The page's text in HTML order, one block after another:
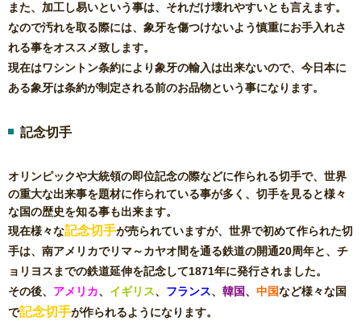
また、加工し易いという事は、それだけ壊れやすいとも言えます。
なので汚れを取る際には、象牙を傷つけないよう慎重にお手入れさ
れる事をオススメ致します。
現在はワシントン条約により象牙の輸入は出来ないので、今日本に
ある象牙は条約が制定される前のお品物という事になります。
記念切手
オリンピックや大統領の即位記念の際などに作られる切手で、世界
の重大な出来事を題材に作られている事が多く、切手を見ると様々
な国の歴史を知る事も出来ます。
現在様々な記念切手が売られていますが、世界で初めて作られた切
手は、南アメリカでリマ～カヤオ間を通る鉄道の開通20周年と、チ
ョリヨスまでの鉄道延伸を記念して1871年に発行されました。
その後、 アメリカ、 イギリス、 フランス、 韓国、 中国など様々な国
で記念切手が作られるようになります。